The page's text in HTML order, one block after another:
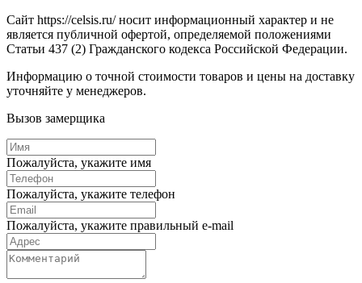
Сайт https://celsis.ru/ носит информационный характер и не
является публичной офертой, определяемой положениями
Статьи 437 (2) Гражданского кодекса Российской Федерации.
Информацию о точной стоимости товаров и цены на доставку
уточняйте у менеджеров.
Вызов замерщика
Пожалуйста, укажите имя
Пожалуйста, укажите телефон
Пожалуйста, укажите правильный e-mail